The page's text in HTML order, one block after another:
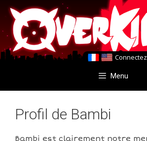
Aller
au
contenu
Aller
au
contenu
Menu
Profil de Bambi
Bambi est clairement notre